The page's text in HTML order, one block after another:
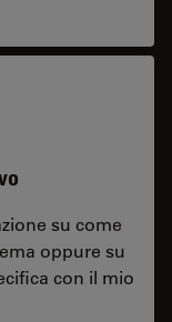
su come
oppure su
con il mio